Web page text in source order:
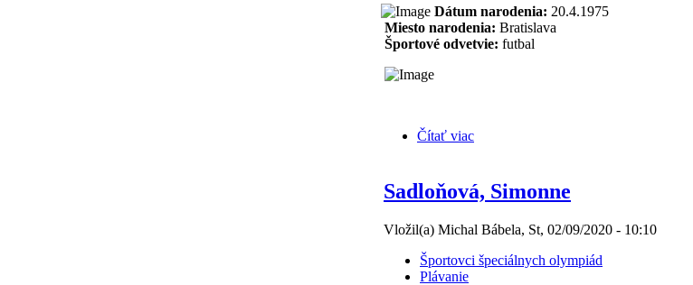
Dátum narodenia: 20.4.1975
Miesto narodenia: Bratislava
Športové odvetvie: futbal
Čítať viac
Sadloňová, Simonne
Vložil(a) Michal Bábela, St, 02/09/2020 - 10:10
Športovci špeciálnych olympiád
Plávanie